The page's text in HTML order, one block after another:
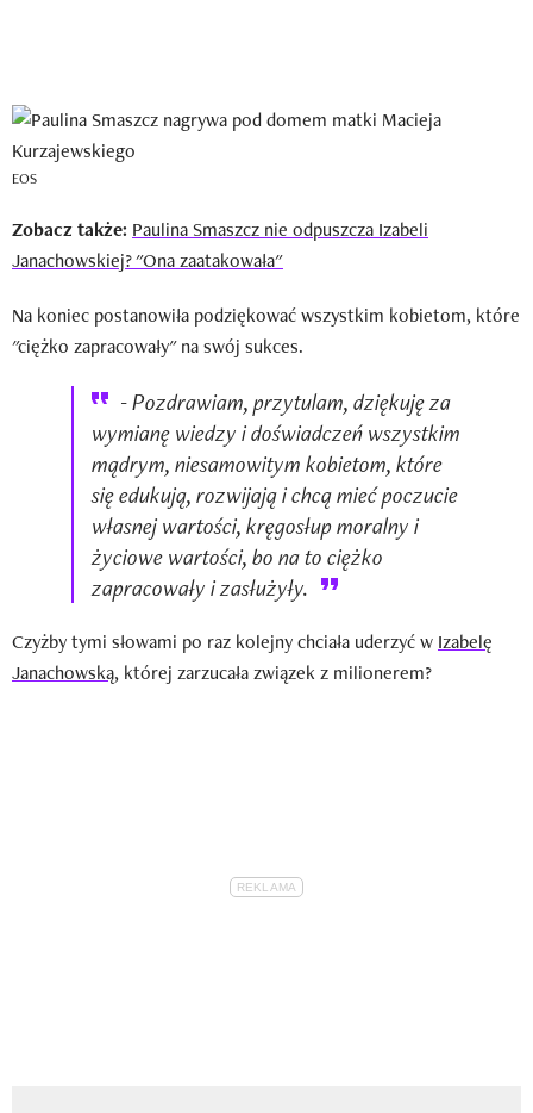
EOS
Zobacz także: Paulina Smaszcz nie odpuszcza Izabeli
Janachowskiej? "Ona zaatakowała"
Na koniec postanowiła podziękować wszystkim kobietom, które
"ciężko zapracowały" na swój sukces.
- Pozdrawiam, przytulam, dziękuję za
wymianę wiedzy i doświadczeń wszystkim
mądrym, niesamowitym kobietom, które
się edukują, rozwijają i chcą mieć poczucie
własnej wartości, kręgosłup moralny i
życiowe wartości, bo na to ciężko
zapracowały i zasłużyły.
Czyżby tymi słowami po raz kolejny chciała uderzyć w Izabelę
Janachowską, której zarzucała związek z milionerem?